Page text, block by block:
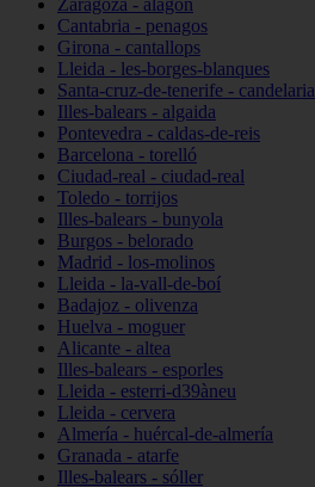
Zaragoza - alagón
Cantabria - penagos
Girona - cantallops
Lleida - les-borges-blanques
Santa-cruz-de-tenerife - candelaria
Illes-balears - algaida
Pontevedra - caldas-de-reis
Barcelona - torelló
Ciudad-real - ciudad-real
Toledo - torrijos
Illes-balears - bunyola
Burgos - belorado
Madrid - los-molinos
Lleida - la-vall-de-boí
Badajoz - olivenza
Huelva - moguer
Alicante - altea
Illes-balears - esporles
Lleida - esterri-d39àneu
Lleida - cervera
Almería - huércal-de-almería
Granada - atarfe
Illes-balears - sóller